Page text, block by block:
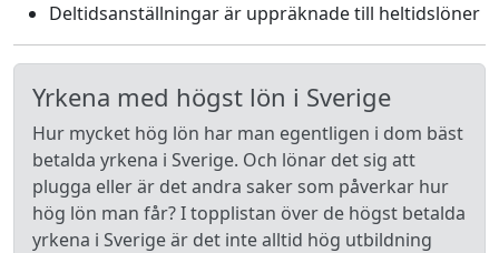
Deltidsanställningar är uppräknade till heltidslöner
Yrkena med högst lön i Sverige
Hur mycket hög lön har man egentligen i dom bäst
betalda yrkena i Sverige. Och lönar det sig att
plugga eller är det andra saker som påverkar hur
hög lön man får? I topplistan över de högst betalda
yrkena i Sverige är det inte alltid hög utbildning